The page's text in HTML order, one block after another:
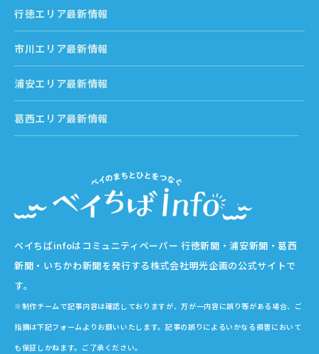
ベイちばinfoはコミュニティペーパー 行徳新聞・浦安新聞・葛西
新聞・いちかわ新聞を発行する株式会社明光企画の公式サイトで
す。
※制作チームで記事内容は確認しておりますが、万が一内容に誤り等がある場合、ご
指摘は下記フォームよりお願いいたします。記事の誤りによるいかなる損害において
も保証しかねます。ご了承ください。
行徳エリア最新情報
市川エリア最新情報
浦安エリア最新情報
葛西エリア最新情報